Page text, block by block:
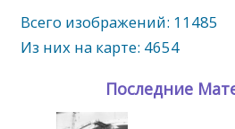
Всего изображений: 11485
Из них на карте: 4654
Последние